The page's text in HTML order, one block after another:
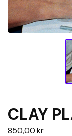
CLAY
850,00 kr